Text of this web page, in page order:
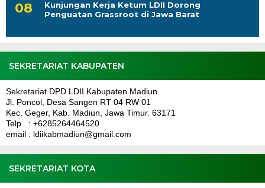
Kunjungan Kerja Ketum LDII Dorong
Penguatan Grassroot di Jawa Barat
SEKRETARIAT KABUPATEN
Sekretariat DPD LDII Kabupaten Madiun
Jl. Poncol, Desa Sangen RT 04 RW 01
Kec. Geger, Kab. Madiun, Jawa Timur. 63171
Telp : +6285264464520
email : ldiikabmadiun@gmail.com
SEKRETARIAT KOTA